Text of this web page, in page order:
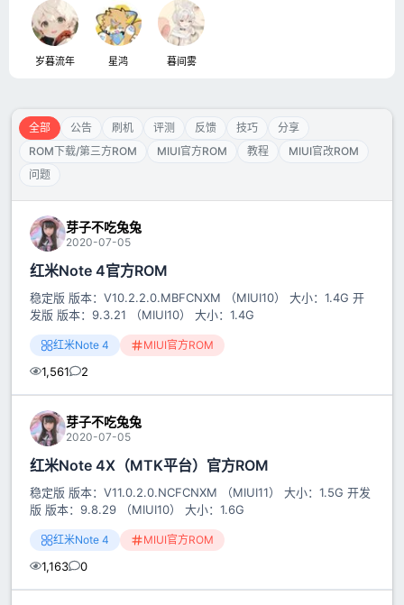
岁暮流年 星鸿 暮间雾
全部 公告 刷机 评测 反馈 技巧
分享
ROM下载/第三方ROM
MIUI官方ROM 教程
MIUI官改ROM
问题
芽子不吃兔兔
2020-07-05
红米Note 4官方ROM
稳定版 版本：V10.2.2.0.MBFCNXM （MIUI10） 大小：1.4G 开
发版 版本：9.3.21 （MIUI10） 大小：1.4G
红米Note 4 MIUI官方ROM
1,561 2
芽子不吃兔兔
2020-07-05
红米Note 4X（MTK平台）官方ROM
稳定版 版本：V11.0.2.0.NCFCNXM （MIUI11） 大小：1.5G 开发
版 版本：9.8.29 （MIUI10） 大小：1.6G
红米Note 4 MIUI官方ROM
1,163 0